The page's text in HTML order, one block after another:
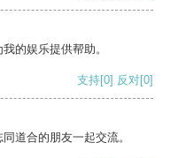
的娱乐提供帮助。
支持[0] 反对[0]
道合的朋友一起交流。